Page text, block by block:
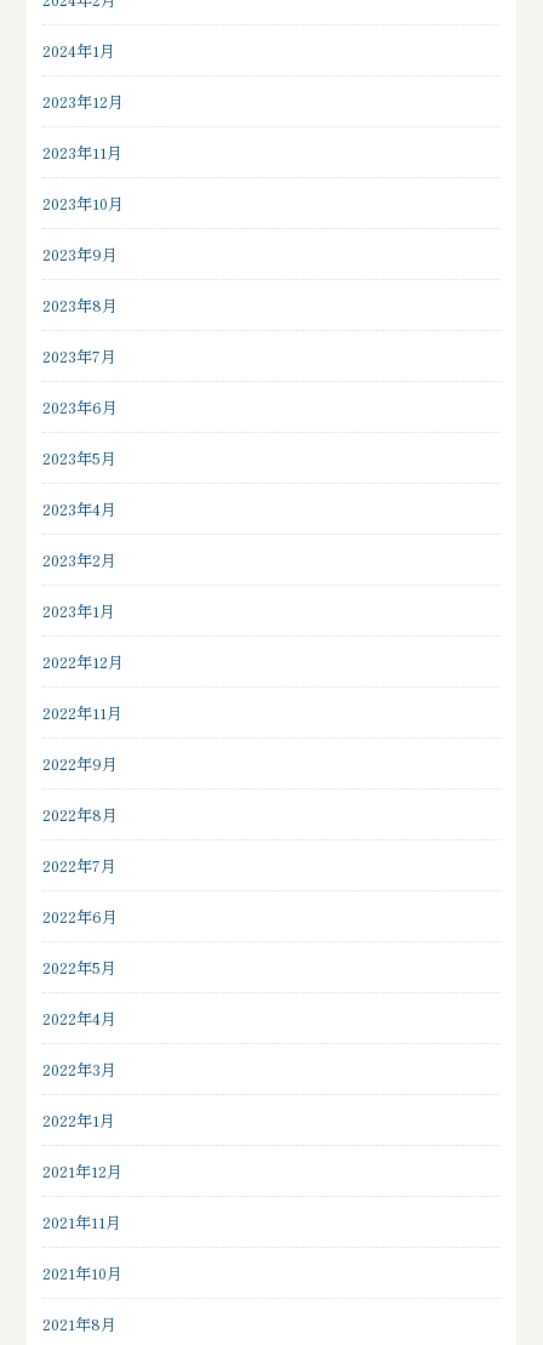
2024年1月
2023年12月
2023年11月
2023年10月
2023年9月
2023年8月
2023年7月
2023年6月
2023年5月
2023年4月
2023年2月
2023年1月
2022年12月
2022年11月
2022年9月
2022年8月
2022年7月
2022年6月
2022年5月
2022年4月
2022年3月
2022年1月
2021年12月
2021年11月
2021年10月
2021年8月